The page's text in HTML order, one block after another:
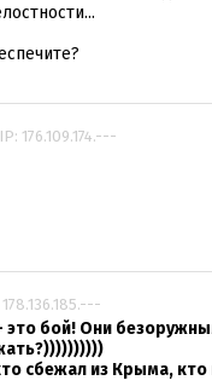
IP: 176.109.174.---
178.136.185.---
это бой! Они
сбежал из Крыма,